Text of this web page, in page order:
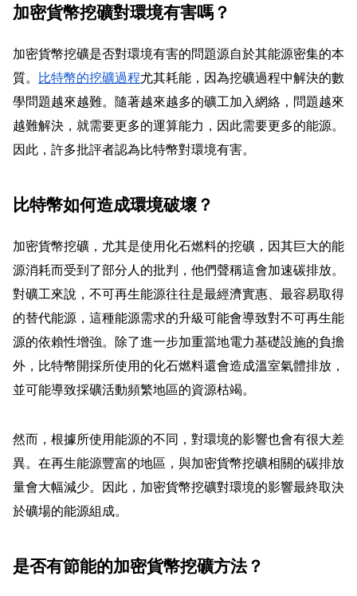
加密貨幣挖礦對環境有害嗎？
加密貨幣挖礦是否對環境有害的問題源自於其能源密集的本
質。
比特幣的挖礦過程尤其耗能，因為挖礦過程中解決的數
學問題越來越難。隨著越來越多的礦工加入網絡，問題越來
越難解決，就需要更多的運算能力，因此需要更多的能源。
因此，許多批評者認為比特幣對環境有害。
比特幣如何造成環境破壞？
加密貨幣挖礦，尤其是使用化石燃料的挖礦，因其巨大的能
源消耗而受到了部分人的批判，他們聲稱這會加速碳排放。
對礦工來說，不可再生能源往往是最經濟實惠、最容易取得
的替代能源，這種能源需求的升級可能會導致對不可再生能
源的依賴性增強。除了進一步加重當地電力基礎設施的負擔
外，比特幣開採所使用的化石燃料還會造成溫室氣體排放，
並可能導致採礦活動頻繁地區的資源枯竭。
然而，根據所使用能源的不同，對環境的影響也會有很大差
異。在再生能源豐富的地區，與加密貨幣挖礦相關的碳排放
量會大幅減少。因此，加密貨幣挖礦對環境的影響最終取決
於礦場的能源組成。
是否有節能的加密貨幣挖礦方法？